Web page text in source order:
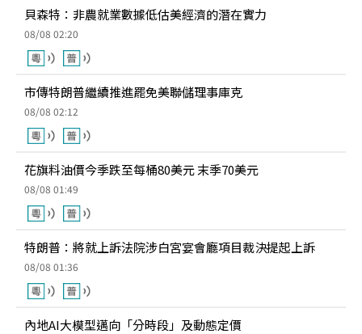
貝森特：非農就業數據低估美經濟的潛在實力
08/08 02:20
市傳特朗普繼續推進罷免美聯儲理事庫克
08/08 02:12
花旗料油價今季跌至每桶80美元 末季70美元
08/08 01:49
特朗普：將就上訴法院涉白宮宴會廳項目裁決提起上訴
08/08 01:36
內地AI大模型邁向「分時段」及動態定價